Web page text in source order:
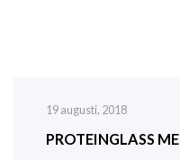
19 augusti, 2018
PROTEINGLASS